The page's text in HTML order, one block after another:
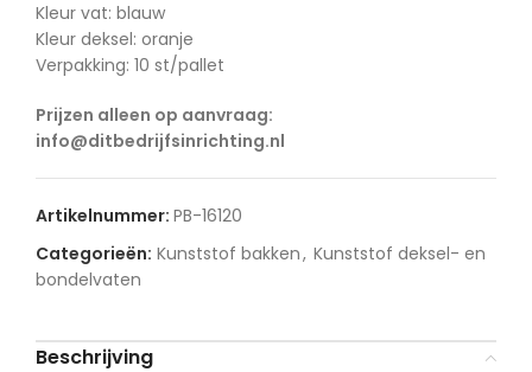
Kleur vat: blauw
Kleur deksel: oranje
Verpakking: 10 st/pallet
Prijzen alleen op aanvraag:
info@ditbedrijfsinrichting.nl
Artikelnummer: PB-16120
Categorieën: Kunststof bakken, Kunststof deksel- en
bondelvaten
Beschrijving